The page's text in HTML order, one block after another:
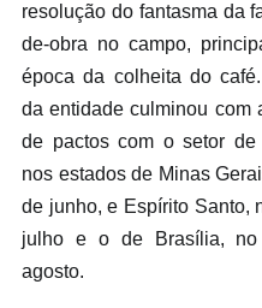
resolução do fantasma da
de-obra no campo,
época da colheita do
da entidade culminou com
de pactos com o setor de
nos estados de Minas
de junho, e Espírito Santo,
julho e o de Brasília,
agosto.